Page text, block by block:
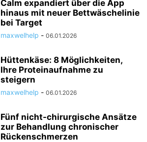
Calm expandiert über die App
hinaus mit neuer Bettwäschelinie
bei Target
maxwelhelp - 06.01.2026
Hüttenkäse: 8 Möglichkeiten,
Ihre Proteinaufnahme zu
steigern
maxwelhelp - 06.01.2026
Fünf nicht-chirurgische Ansätze
zur Behandlung chronischer
Rückenschmerzen